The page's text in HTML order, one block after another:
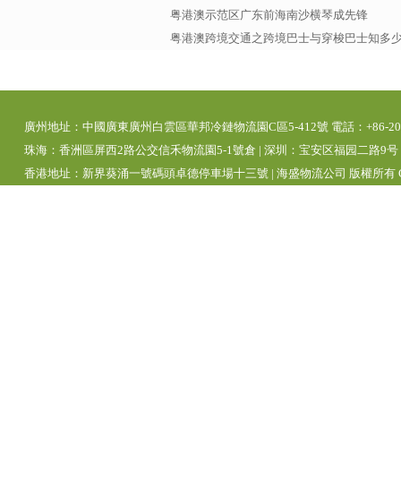
粤港澳示范区广东前海南沙横琴成先锋
粤港澳跨境交通之跨境巴士与穿梭巴士知多
廣州地址：中國廣東廣州白雲區華邦冷鏈物流園C區5-412號 電話：+86-
珠海：香洲區屏西2路公交信禾物流園5-1號倉 | 深圳：宝安区福园二路9
香港地址：新界葵涌一號碼頭卓德停車場十三號 | 海盛物流公司 版權所有